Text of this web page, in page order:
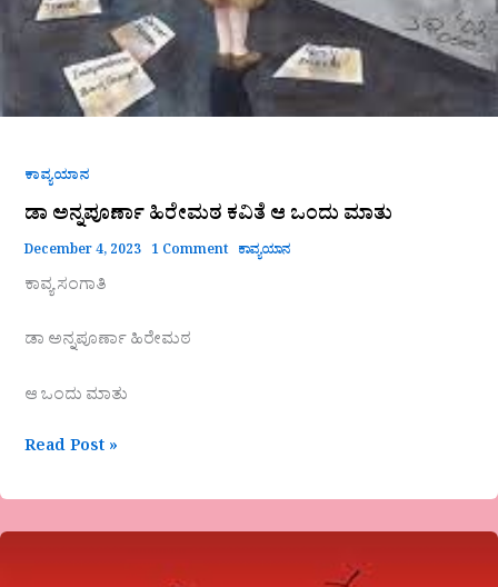
ಕಾವ್ಯಯಾನ
ಡಾ ಅನ್ನಪೂರ್ಣಾ ಹಿರೇಮಠ ಕವಿತೆ ಆ ಒಂದು ಮಾತು
December 4, 2023 1 Comment ಕಾವ್ಯಯಾನ
ಕಾವ್ಯ ಸಂಗಾತಿ
ಡಾ ಅನ್ನಪೂರ್ಣಾ ಹಿರೇಮಠ
ಆ ಒಂದು ಮಾತು
Read Post »